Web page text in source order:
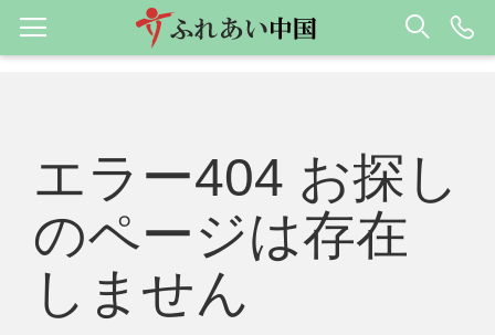
エラー404 お探し
のページは存在
しません